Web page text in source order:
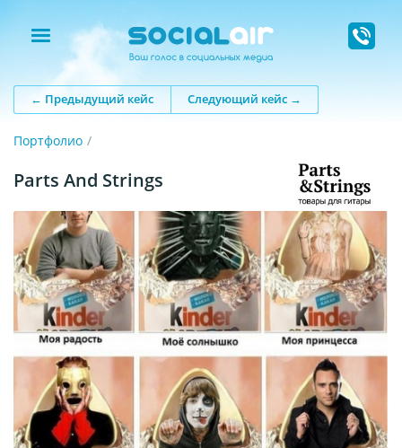
← Предыдущий кейс Следующий кейс →
Портфолио
Parts And Strings